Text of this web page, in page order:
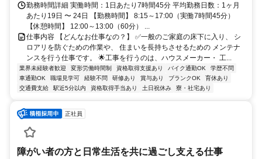
勤務時間詳細 実働時間：1日あたり7時間45分 平均勤務日数：1ヶ月
あたり19日 〜 24日 【勤務時間】 8:15～17:00（実働7時間45分）
【休憩時間】 12:00～13:00（60分） ...
仕事内容 【どんなお仕事なの？】 ✅一般のご家庭の床下に入り、 シ
ロアリを防ぐための作業や、 住まいを長持ちさせるための メンテナ
ンスを行う仕事です。 🌟工事を行うのは、ハウスメーカー・ 工...
業界未経験者歓迎 変形労働時間制 資格取得支援あり バイク通勤OK
学歴不問
車通勤OK
職場見学可 経験不問 研修あり 賞与あり ブランクOK
育休あり
交通費支給
駅近5分以内 資格取得手当あり 土日祝休み 寮・社宅あり
正社員
障がい者の方と日常生活を共に過ごし支える仕事